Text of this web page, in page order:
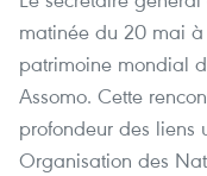
matinée du 20 mai
patrimoine mondial
Assomo. Cette
profondeur des liens
Organisation des